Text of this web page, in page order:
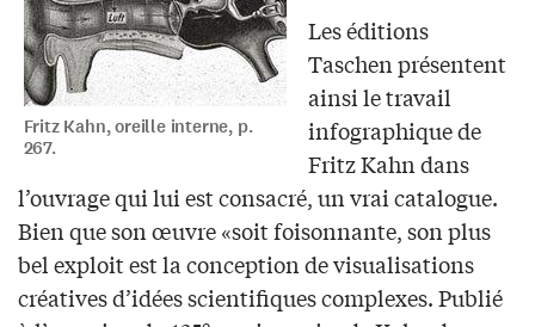
Fritz Kahn, oreille interne, p.
267.
Les éditions
Taschen présentent
ainsi le travail
infographique de
Fritz Kahn dans
l’ouvrage qui lui est consacré, un vrai catalogue.
Bien que son œuvre «soit foisonnante, son plus
bel exploit est la conception de visualisations
créatives d’idées scientifiques complexes. Publié